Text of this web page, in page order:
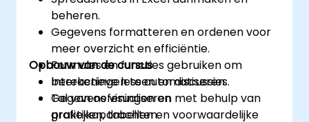
beheren.
Gegevens formatteren en ordenen voor
meer overzicht en efficiëntie.
Formules en functies gebruiken om
berekeningen te automatiseren.
Gegevens visualiseren met behulp van
grafieken, tabellen en voorwaardelijke
Opbouw van de cursus
Interactieve lessen en discussies.
Tal van oefeningen en
praktijkopdrachten.